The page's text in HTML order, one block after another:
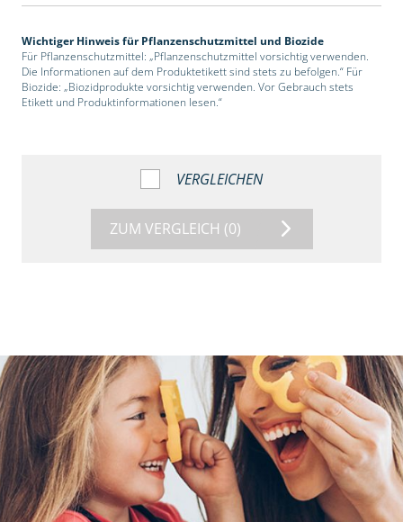
Wichtiger Hinweis für Pflanzenschutzmittel und Biozide
Für Pflanzenschutzmittel: „Pflanzenschutzmittel vorsichtig verwenden.
Die Informationen auf dem Produktetikett sind stets zu befolgen.“ Für
Biozide: „Biozidprodukte vorsichtig verwenden. Vor Gebrauch stets
Etikett und Produktinformationen lesen.“
VERGLEICHEN
ZUM VERGLEICH (0)